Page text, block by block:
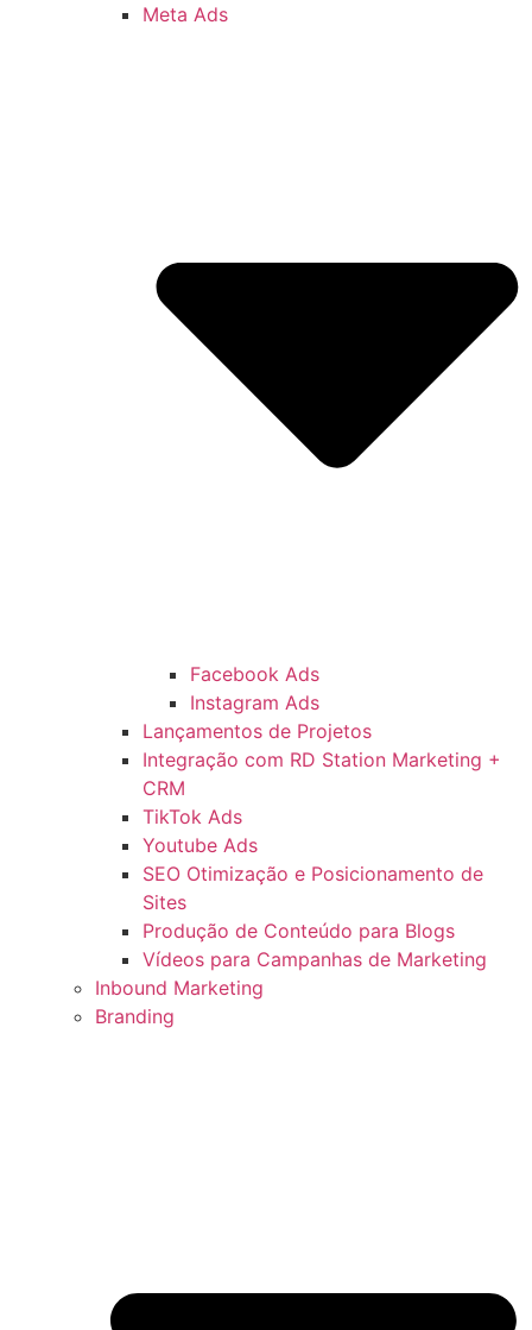
Meta Ads
Facebook Ads
Instagram Ads
Lançamentos de Projetos
Integração com RD Station Marketing +
CRM
TikTok Ads
Youtube Ads
SEO Otimização e Posicionamento de
Sites
Produção de Conteúdo para Blogs
Vídeos para Campanhas de Marketing
Inbound Marketing
Branding